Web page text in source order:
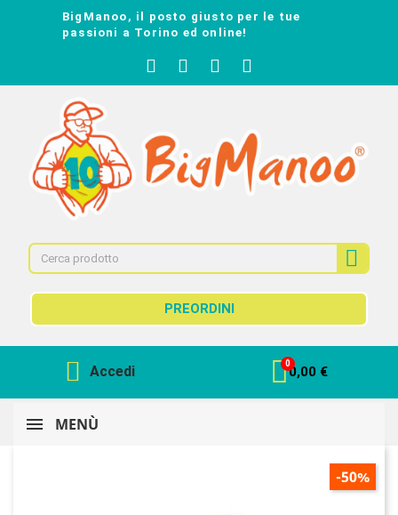
BigManoo, il posto giusto per le tue
passioni a Torino ed online!
PREORDINI
Accedi 0,00 €
MENÙ
-50%